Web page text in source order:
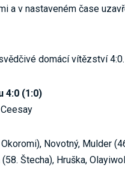
a v nastaveném čase
domácí vítězství 4:0.
4:0 (1:0)
Novotný, Mulder
Štecha), Hruška,